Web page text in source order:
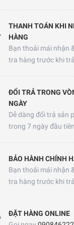
THANH TOÁN KHI
HÀNG
Bạn thoải mái nhận
tra hàng trước khi
ĐỔI TRẢ TRONG
NGÀY
Dễ dàng đổi trả sản
trong 7 ngày đầu tiên
BẢO HÀNH CHÍNH
Bạn thoải mái nhận
tra hàng trước khi
ĐẶT HÀNG ONLINE